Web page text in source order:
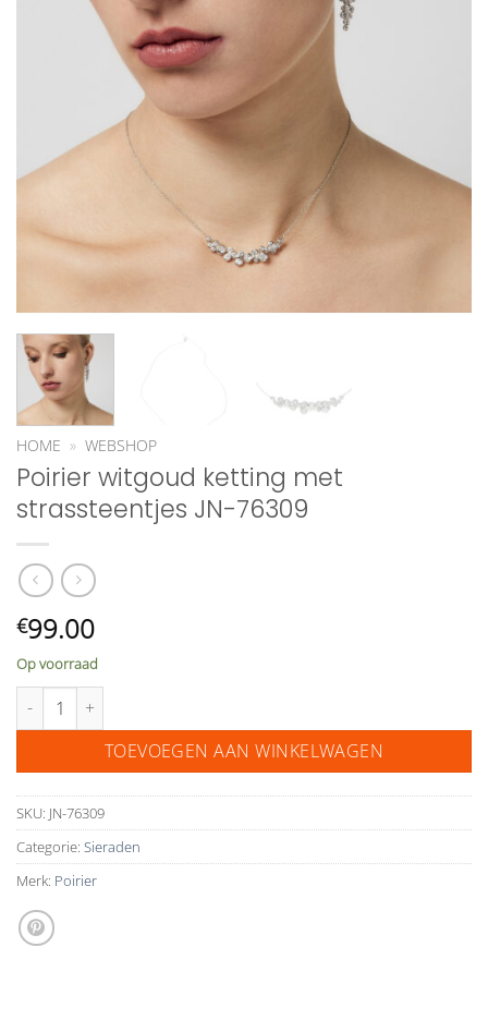
HOME » WEBSHOP
Poirier witgoud ketting met
strassteentjes JN-76309
€99.00
Op voorraad
Poirier witgoud ketting met strassteentjes JN-76309 aantal
TOEVOEGEN AAN WINKELWAGEN
SKU: JN-76309
Categorie: Sieraden
Merk: Poirier